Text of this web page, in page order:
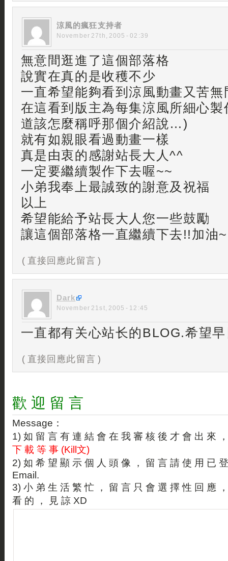
涼風的瘋狂支持者
November 27th, 2005 - 02:39
無意間逛進了這個部落格
說實在真的是收穫不少
一直希望能夠看到涼風動畫又苦無
在這看到版主為每集涼風所細心
道該怎麼稱呼那個介紹說…)
就有如親眼看過動畫一樣
真是由衷的感謝站長大人^^
一定要繼續製作下去喔~~
小弟我奉上最誠致的謝意及祝福
以上
希望能給予站長大人您一些鼓勵
讓這個部落格一直繼續下去!!加油
( 直接回應此留言 )
Dark
November 21st, 2005 - 12:45
一直都有关心站长的BLOG.希望
( 直接回應此留言 )
歡 迎 留 言
Message：
1) 如 留 言 有 連 結 會 在 我 審 核 後 才 會 出 來
下 載 等 事 (Kill文)
2) 如 希 望 顯 示 個 人 頭 像 ， 留 言 請 使 用 已
Email.
3) 小 弟 生 活 繁 忙 ， 留 言 只 會 選 擇 性 回 應
看 的 ， 見 諒 XD